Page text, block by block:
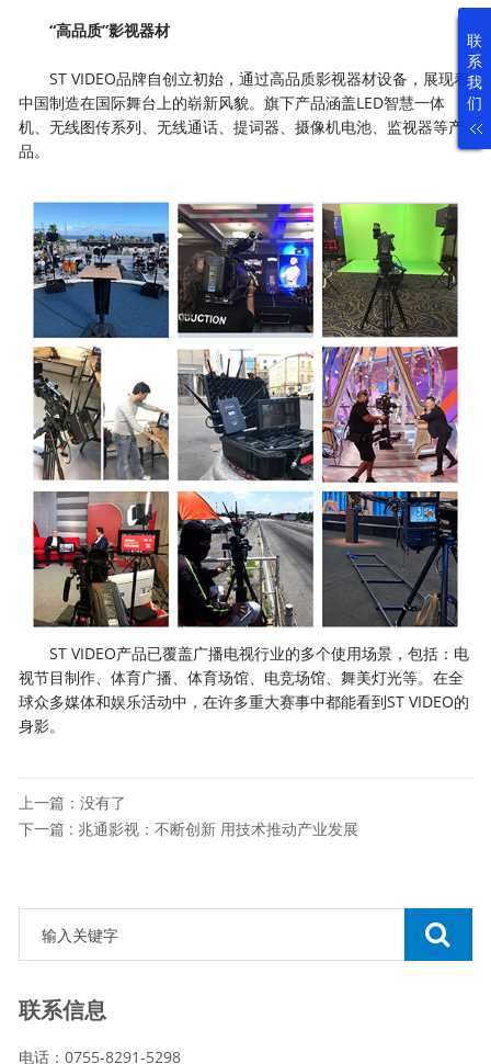
“高品质”影视器材
ST VIDEO品牌自创立初始，通过高品质影视器材设备，展现着
中国制造在国际舞台上的崭新风貌。旗下产品涵盖LED智慧一体
机、无线图传系列、无线通话、提词器、摄像机电池、监视器等产
品。
ST VIDEO产品已覆盖广播电视行业的多个使用场景，包括：电
视节目制作、体育广播、体育场馆、电竞场馆、舞美灯光等。在全
球众多媒体和娱乐活动中，在许多重大赛事中都能看到ST VIDEO的
身影。
上一篇：没有了
下一篇 : 兆通影视：不断创新 用技术推动产业发展
联系信息
电话：0755-8291-5298
联
系
我
们